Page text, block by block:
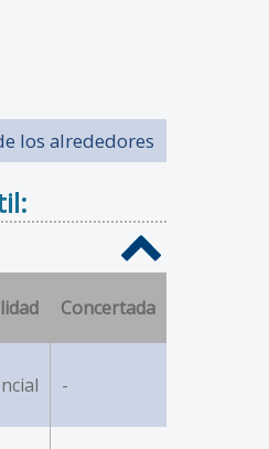
los alrededores
Concertada
-